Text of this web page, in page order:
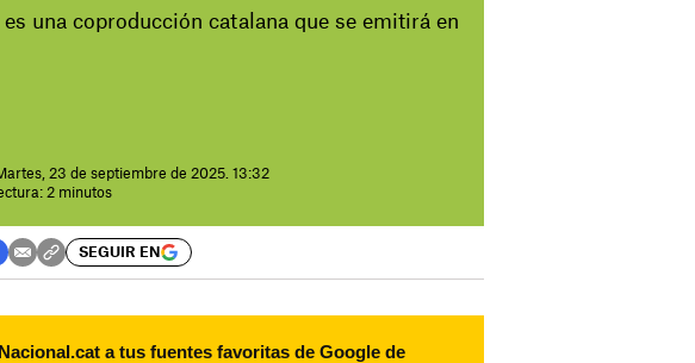
es una coproducción catalana que se emitirá en
23 de septiembre de 2025. 13:32
2 minutos
SEGUIR EN
a tus fuentes favoritas de Google de